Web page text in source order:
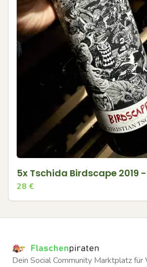
5x Tschida Birdscape 2019 -
28 €
Dein Social Community Marktplatz für